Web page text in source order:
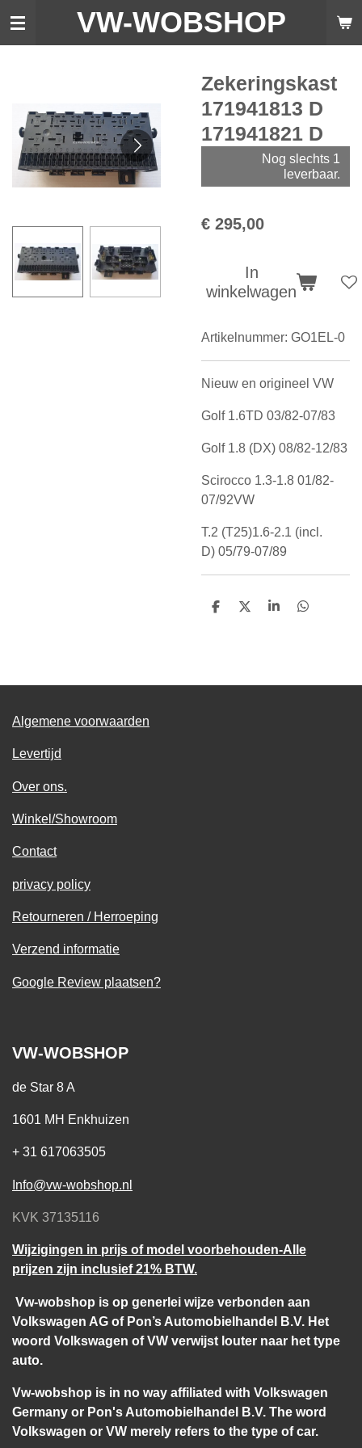
Ga
VW-WOBSHOP
Zekeringskast
171941813 D
171941821 D
Nog slechts 1
leverbaar.
€ 295,00
In
winkelwagen
Artikelnummer: GO1EL-0
Nieuw en origineel VW
Golf 1.6TD 03/82-07/83
Golf 1.8 (DX) 08/82-12/83
Scirocco 1.3-1.8 01/82-
07/92VW
T.2 (T25)1.6-2.1 (incl.
D) 05/79-07/89
D
D
S
D
Algemene voorwaarden
Levertijd
Over ons.
Winkel/Showroom
Contact
privacy policy
Retourneren / Herroeping
Verzend informatie
Google Review plaatsen?
VW-WOBSHOP
de Star 8 A
1601 MH Enkhuizen
+ 31 617063505
Info@vw-wobshop.nl
KVK 37135116
Wijzigingen in prijs of model voorbehouden-Alle
prijzen zijn inclusief 21% BTW.
Vw-wobshop is op generlei wijze verbonden aan
Volkswagen AG of Pon’s Automobielhandel B.V. Het
woord Volkswagen of VW verwijst louter naar het type
auto.
Vw-wobshop is in no way affiliated with Volkswagen
Germany or Pon's Automobielhandel B.V. The word
Volkswagen or VW merely refers to the type of car.